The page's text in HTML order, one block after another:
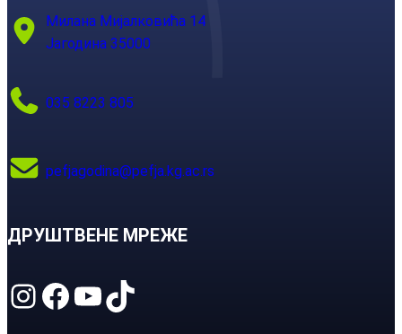
Милана Мијалковића 14
Јагодина 35000
035 8223 805
pefjagodina@pefja.kg.ac.rs
ДРУШТВЕНЕ МРЕЖЕ
Instagram Facebook YouTube TikTok